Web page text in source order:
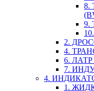
8.
9.
2.
4.
6.
7.
4.
1.